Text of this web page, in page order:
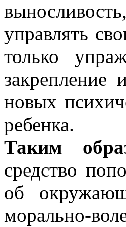
управлять
только
закрепление
новых
ребенка.
Таким
средство
об
морально-